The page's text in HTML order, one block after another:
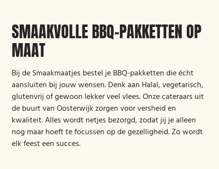
SMAAKVOLLE BBQ-PAKKETTEN OP
MAAT
Bij de Smaakmaatjes bestel je BBQ-pakketten die écht
aansluiten bij jouw wensen. Denk aan Halal, vegetarisch,
glutenvrij of gewoon lekker veel vlees. Onze cateraars uit
de buurt van Oosterwijk zorgen voor versheid en
kwaliteit. Alles wordt netjes bezorgd, zodat jij je alleen
nog maar hoeft te focussen op de gezelligheid. Zo wordt
elk feest een succes.